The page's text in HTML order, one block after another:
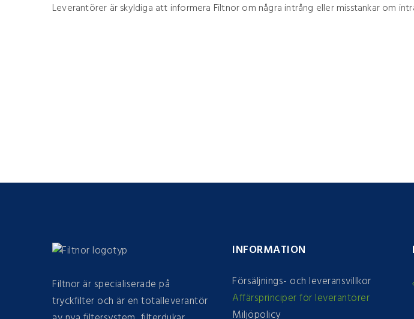
Leverantörer är skyldiga att informera Filtnor om några intrång eller misstankar om
Filtnor är specialiserade på
tryckfilter och är en totalleverantör
INFORMATION
Försäljnings- och leveransvillkor
Affärsprinciper för leverantörer
Miljöpolicy